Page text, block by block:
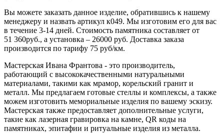
Вы можете заказать данное изделие, обратившись к нашему
менеджеру и назвать артикул к049. Мы изготовим его для вас
в течение 3-14 дней. Стоимость памятника составляет от
51 360руб., а установка – 26000 руб. Доставка заказа
производится по тарифу 75 руб/км.
Мастерская Ивана Франтова - это производитель,
работающий с высококачественными натуральными
материалами, такими как мрамор, корельский гранит и
металл. Мы предлагаем готовые стеллы и комплексы, а также
можем изготовить мемориальные изделия по вашему эскизу.
Мастерская также предоставляет дополнительные услуги,
такие как лазерная гравировка на камне, QR коды на
памятниках, эпитафии и ритуальные изделия из металла.